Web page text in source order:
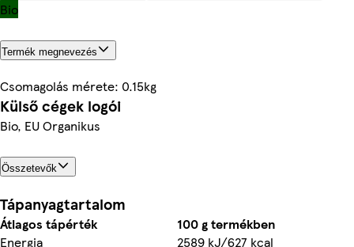
Bio
Termék megnevezés
Csomagolás mérete: 0.15kg
Külső cégek logói
Bio, EU Organikus
Összetevők
Tápanyagtartalom
Átlagos tápérték
100 g termékben
Energia
2589 kJ/627 kcal